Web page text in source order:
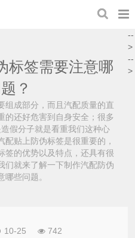
标签需要注意哪
？
成部分，而且汽配质量的直
的还好危害到自身安全；很多
假分子就是看重我们这种心
贴上防伪标签是很重要的，
签的优势以及特点，还具有很
们就来了解一下制作汽配防伪
哪些问题。
10-25 742
--
>
--
>